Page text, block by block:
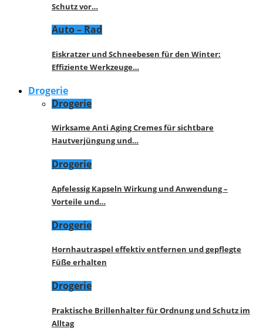
Schutz vor…
Auto – Rad
Eiskratzer und Schneebesen für den Winter:
Effiziente Werkzeuge…
Drogerie
Drogerie
Wirksame Anti Aging Cremes für sichtbare
Hautverjüngung und…
Drogerie
Apfelessig Kapseln Wirkung und Anwendung –
Vorteile und…
Drogerie
Hornhautraspel effektiv entfernen und gepflegte
Füße erhalten
Drogerie
Praktische Brillenhalter für Ordnung und Schutz im
Alltag